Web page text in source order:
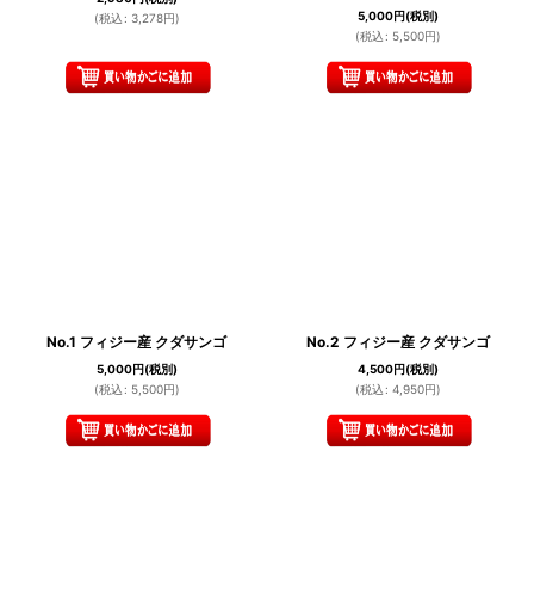
(税込 : 3,278円) 5,000円(税別)
(税込 : 5,500円)
No.1 フィジー産 クダサンゴ
5,000円(税別)
(税込 : 5,500円)
No.2 フィジー産 クダサンゴ
4,500円(税別)
(税込 : 4,950円)